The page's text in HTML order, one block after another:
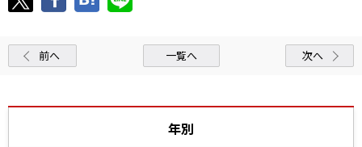
前へ 一覧へ 次へ
年別